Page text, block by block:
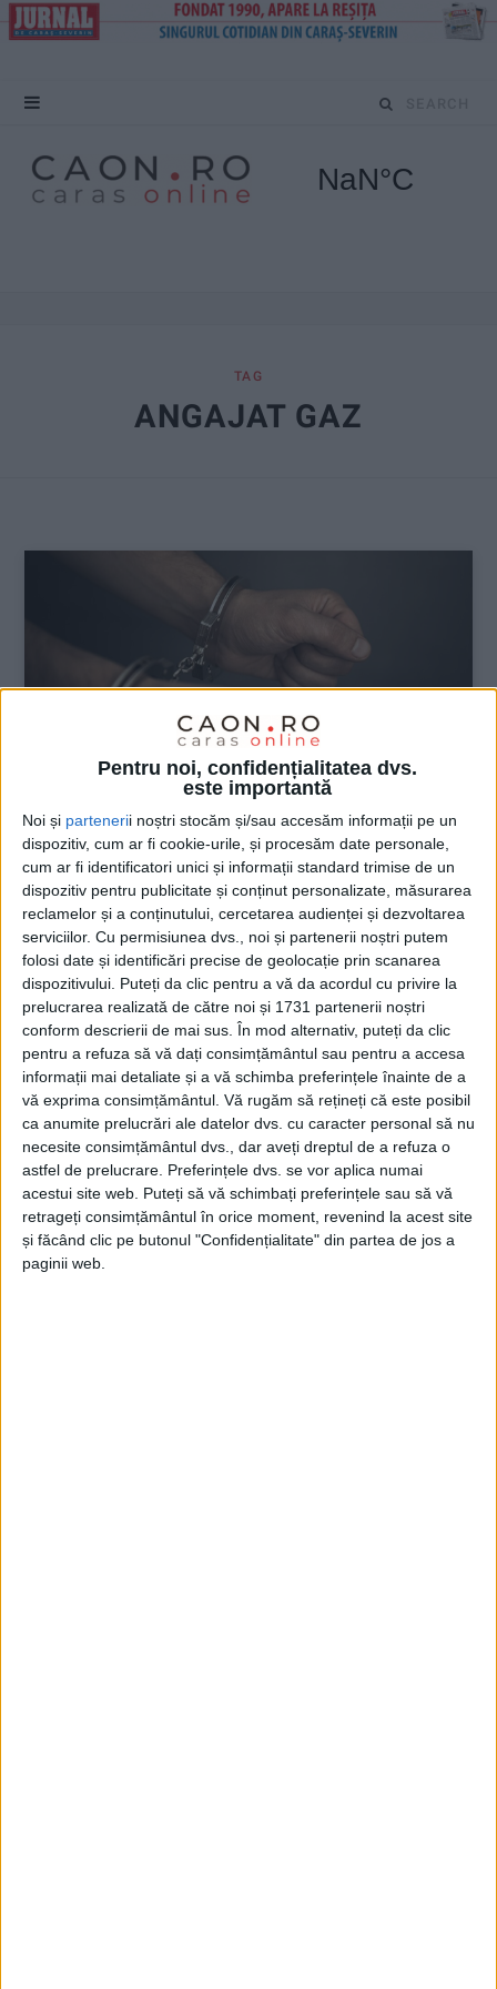
Pentru noi, confidențialitatea dvs.
este importantă
Noi și partenerii noștri stocăm și/sau accesăm informații pe un
dispozitiv, cum ar fi cookie-urile, și procesăm date personale,
cum ar fi identificatori unici și informații standard trimise de un
dispozitiv pentru publicitate și conținut personalizate, măsurarea
reclamelor și a conținutului, cercetarea audienței și dezvoltarea
serviciilor. Cu permisiunea dvs., noi și partenerii noștri putem
folosi date și identificări precise de geolocație prin scanarea
dispozitivului. Puteți da clic pentru a vă da acordul cu privire la
prelucrarea realizată de către noi și 1731 partenerii noștri
conform descrierii de mai sus. În mod alternativ, puteți da clic
pentru a refuza să vă dați consimțământul sau pentru a accesa
informații mai detaliate și a vă schimba preferințele înainte de a
vă exprima consimțământul. Vă rugăm să rețineți că este posibil
ca anumite prelucrări ale datelor dvs. cu caracter personal să nu
necesite consimțământul dvs., dar aveți dreptul de a refuza o
astfel de prelucrare. Preferințele dvs. se vor aplica numai
acestui site web. Puteți să vă schimbați preferințele sau să vă
retrageți consimțământul în orice moment, revenind la acest site
și făcând clic pe butonul "Confidențialitate" din partea de jos a
paginii web.
S
TAG
ANGAJAT GAZ
ŞTIRILE JUDEŢULUI CARAŞ-SEVERIN
Un reșițean, hoț prin Brașov
2 DECEMBRIE 2025, 10:20 AM 2 MINUTE DE CITIRE
REȘIȚA – Bărbatul de 40 de ani din Reșița și un coleg de
„breaslă” din București se dădeau angajaţi ai unei companii
furnizoare de gaze naturale pentru a intra în casele oamenilor
și a le fura bunurile și banii!
Arhive